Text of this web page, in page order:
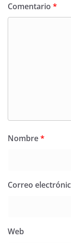
Comentario *
Nombre*
Correo
Web